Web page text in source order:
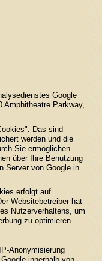
Google
Parkway,
Das sind
werden und die
Sie ermöglichen.
über Ihre Benutzung
Server von Google in
erfolgt auf
Websitebetreiber hat
Nutzerverhaltens, um
zu optimieren.
Anonymisierung